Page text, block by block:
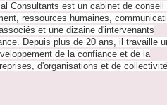
Consultants est un cabinet de conseil
ressources humaines,
et une dizaine d'intervenants
Depuis plus de 20 ans, il travaille
de la confiance et de la
d'organisations et de